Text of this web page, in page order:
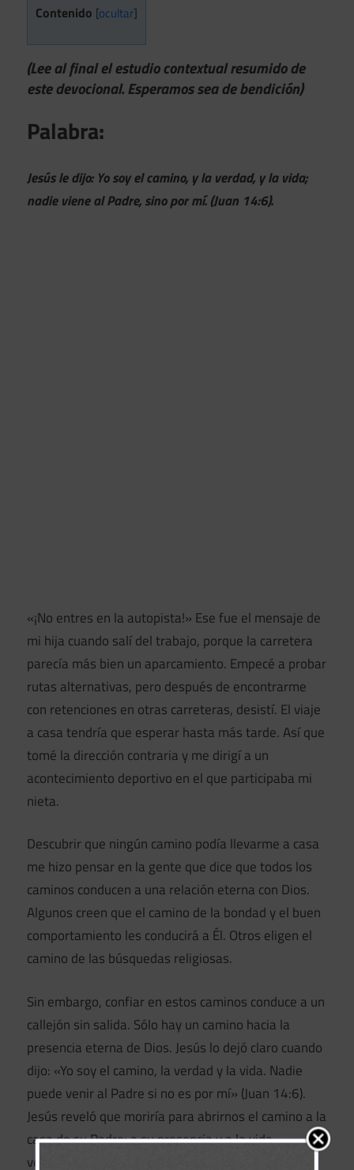
Contenido [ocultar]
(Lee al final el estudio contextual resumido de
este devocional. Esperamos sea de bendición)
Palabra:
Jesús le dijo: Yo soy el camino, y la verdad, y la vida;
nadie viene al Padre, sino por mí. (Juan 14:6).
«¡No entres en la autopista!» Ese fue el mensaje de
mi hija cuando salí del trabajo, porque la carretera
parecía más bien un aparcamiento. Empecé a probar
rutas alternativas, pero después de encontrarme
con retenciones en otras carreteras, desistí. El viaje
a casa tendría que esperar hasta más tarde. Así que
tomé la dirección contraria y me dirigí a un
acontecimiento deportivo en el que participaba mi
nieta.
Descubrir que ningún camino podía llevarme a casa
me hizo pensar en la gente que dice que todos los
caminos conducen a una relación eterna con Dios.
Algunos creen que el camino de la bondad y el buen
comportamiento les conducirá a Él. Otros eligen el
camino de las búsquedas religiosas.
Sin embargo, confiar en estos caminos conduce a un
callejón sin salida. Sólo hay un camino hacia la
presencia eterna de Dios. Jesús lo dejó claro cuando
dijo: «Yo soy el camino, la verdad y la vida. Nadie
puede venir al Padre si no es por mí» (Juan 14:6).
Jesús reveló que moriría para abrirnos el camino a la
casa de su Padre: a su presencia y a la vida
verdadera que nos da hoy y por toda la eternidad.